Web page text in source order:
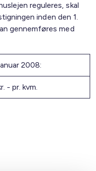
reguleres, skal
inden den 1.
gennemføres med
2008:
- pr. kvm.